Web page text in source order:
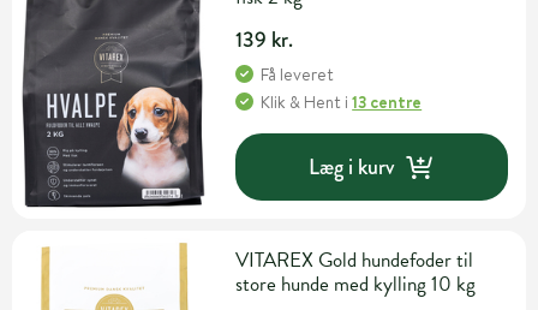
139 kr.
Få leveret
Klik & Hent i13 centre
Læg i kurv
VITAREX Gold hundefoder til
store hunde med kylling 10 kg